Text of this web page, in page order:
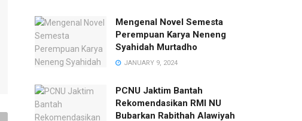
Mengenal Novel Semesta
Perempuan Karya Neneng
Syahidah Murtadho
JANUARY 9, 2024
PCNU Jaktim Bantah
Rekomendasikan RMI NU
Bubarkan Rabithah Alawiyah